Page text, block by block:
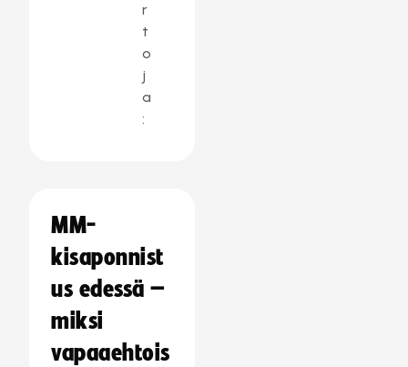
r
t
o
j
a
:
MM-
kisaponnist
us edessä –
miksi
vapaaehtois